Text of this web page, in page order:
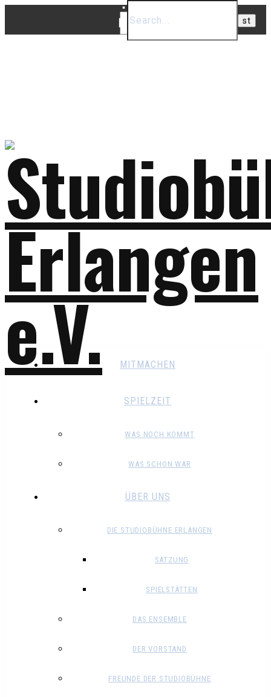
MITMACHEN
SPIELZEIT
WAS NOCH KOMMT
WAS SCHON WAR
ÜBER UNS
DIE STUDIOBÜHNE ERLANGEN
SATZUNG
SPIELSTÄTTEN
DAS ENSEMBLE
DER VORSTAND
FREUNDE DER STUDIOBÜHNE